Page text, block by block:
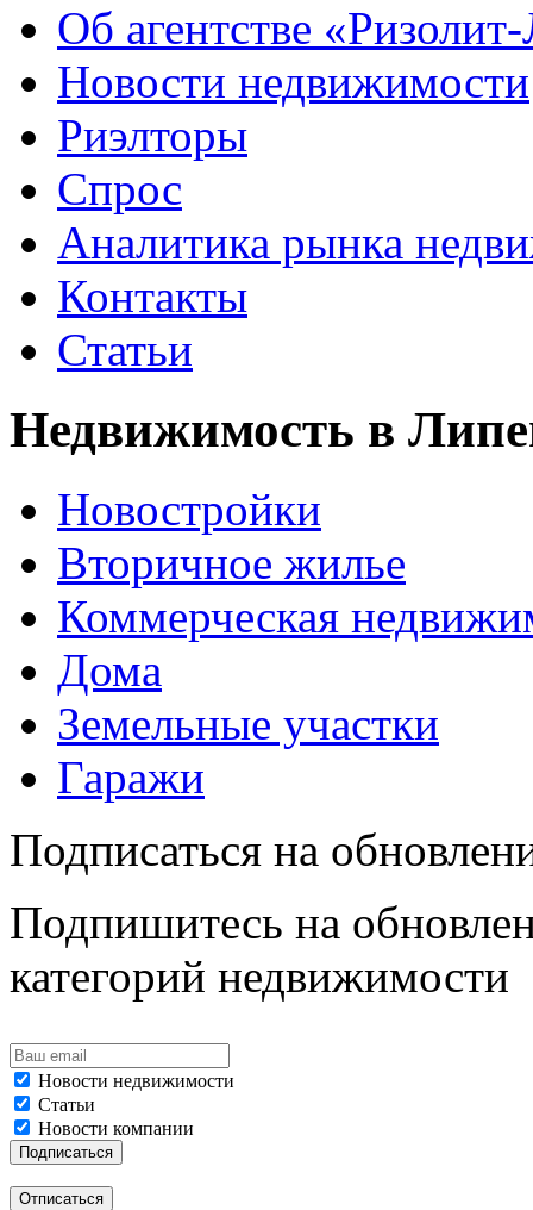
Об агентстве
Новости недвижимости
Риэлторы
Спрос
Аналитика рынка
Контакты
Статьи
Недвижимость в
Новостройки
Вторичное жилье
Коммерческая
Дома
Земельные участки
Гаражи
Подписаться на
Подпишитесь на
категорий недвижимости
Новости недвижимости
Статьи
Новости компании